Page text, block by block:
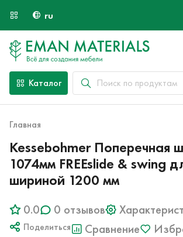
ru
Каталог
Главная
Kessebohmer Поперечная
1074мм FREEslide & swing
шириной 1200 мм
0.0 0 отзывов
Поделиться Сравнение